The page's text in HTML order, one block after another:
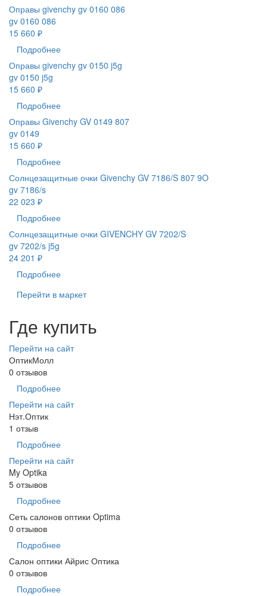
Оправы givenchy gv 0160 086
gv 0160 086
15 660 ₽
Подробнее
Оправы givenchy gv 0150 j5g
gv 0150 j5g
15 660 ₽
Подробнее
Оправы Givenchy GV 0149 807
gv 0149
15 660 ₽
Подробнее
Солнцезащитные очки Givenchy GV 7186/S 807 9O
gv 7186/s
22 023 ₽
Подробнее
Солнцезащитные очки GIVENCHY GV 7202/S
gv 7202/s j5g
24 201 ₽
Подробнее
Перейти в маркет
Где купить
Перейти на сайт
ОптикМолл
0 отзывов
Подробнее
Перейти на сайт
Нэт.Оптик
1 отзыв
Подробнее
Перейти на сайт
My Optika
5 отзывов
Подробнее
Сеть салонов оптики Optima
0 отзывов
Подробнее
Салон оптики Айрис Оптика
0 отзывов
Подробнее